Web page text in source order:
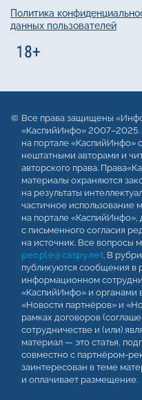
Политика
данных пользователей
Все права защищены
«КаспийИнфо»
на портале «КаспийИнфо»
нештатными авторами и
авторского права.
материалы охраняются
на результаты
частичное использование
на портале «КаспийИнфо»,
с письменного согласия
на источник. Все вопросы
people@caspy.net. В
публикуются сообщения в
информационном
«КаспийИнфо» и органами
«Новости партнёров» и
рамках договоров
сотрудничестве и (или)
материал — это статья,
совместно с партнёром-
заинтересован в теме
и оплачивает размещение.